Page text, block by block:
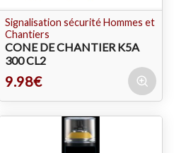
Signalisation sécurité Hommes et
Chantiers
CONE DE CHANTIER K5A
300 CL2
9.98€